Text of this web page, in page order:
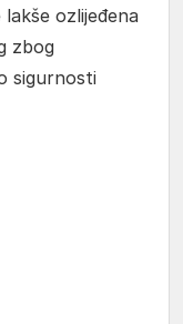
ozlijeđena
zbog
sigurnosti